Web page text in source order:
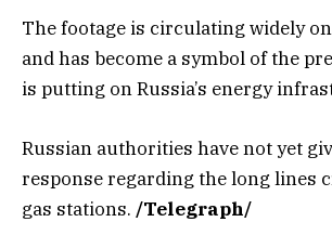
The footage is circulating widely
and has become a symbol of the
is putting on Russia’s energy
Russian authorities have not yet
response regarding the long lines
gas stations. /Telegraph/